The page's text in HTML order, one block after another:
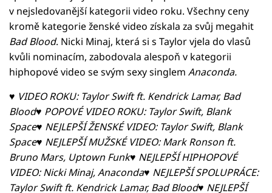
v nejsledovanější kategorii video roku. Všechny ceny
kromě kategorie ženské video získala za svůj megahit
Bad Blood. Nicki Minaj, která si s Taylor vjela do vlasů
kvůli nominacím, zabodovala alespoň v kategorii
hiphopové video se svým sexy singlem Anaconda.
♥ VIDEO ROKU: Taylor Swift ft. Kendrick Lamar,Bad
Blood♥ POPOVÉ VIDEO ROKU: Taylor Swift, Blank
Space♥ NEJLEPŠÍ ŽENSKÉ VIDEO: Taylor Swift, Blank
Space♥ NEJLEPŠÍ MUŽSKÉ VIDEO:Mark Ronson ft.
Bruno Mars, Uptown Funk♥ NEJLEPŠÍ HIPHOPOVÉ
VIDEO:Nicki Minaj, Anaconda♥ NEJLEPŠÍ SPOLUPRÁCE:
Taylor Swift ft. Kendrick Lamar, Bad Blood♥ NEJLEPŠÍ